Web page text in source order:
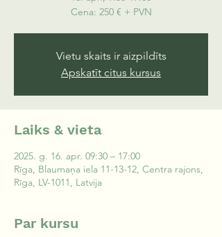
Cena: 250 € + PVN
Vietu skaits ir aizpildīts
Apskatīt citus kursus
Laiks & vieta
2025. g. 16. apr. 09:30 – 17:00
Rīga, Blaumaņa iela 11-13-12, Centra rajons,
Rīga, LV-1011, Latvija
Par kursu